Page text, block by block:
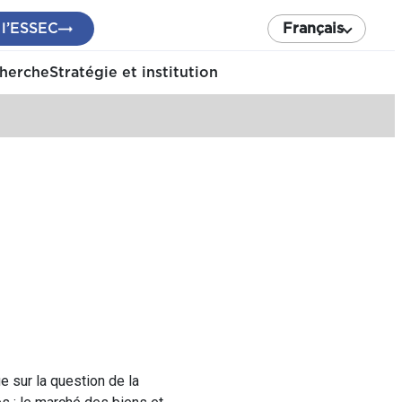
Français
Stratégie et institution
sur la question de la